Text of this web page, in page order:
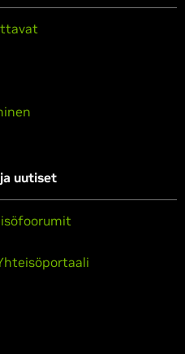
uutiset